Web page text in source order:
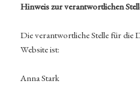
Hinweis zur verantwortlichen
Die verantwortliche Stelle für die
Website ist:
Anna Stark